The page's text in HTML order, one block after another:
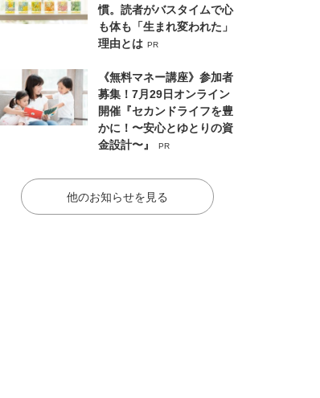
慣。読者がバスタイムで心
も体も「生まれ変われた」
理由とは PR
《無料マネー講座》参加者
募集！7月29日オンライン
開催『セカンドライフを豊
かに！〜安心とゆとりの資
金設計〜』
PR
他のお知らせを見る